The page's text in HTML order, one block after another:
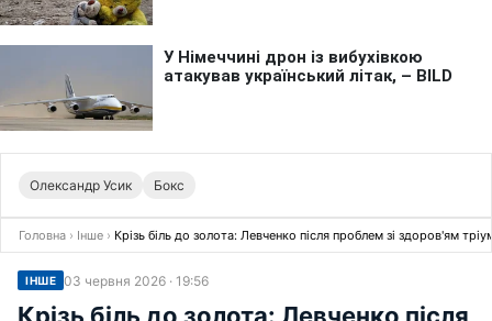
Олександр Усик Бокс
Головна › Інше › Крізь біль до золота: Левченко після проблем зі здоров'ям
ІНШЕ 03 червня 2026 · 19:56